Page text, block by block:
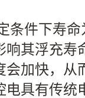
条件下寿
响其浮充
会加快，从
电具有传统